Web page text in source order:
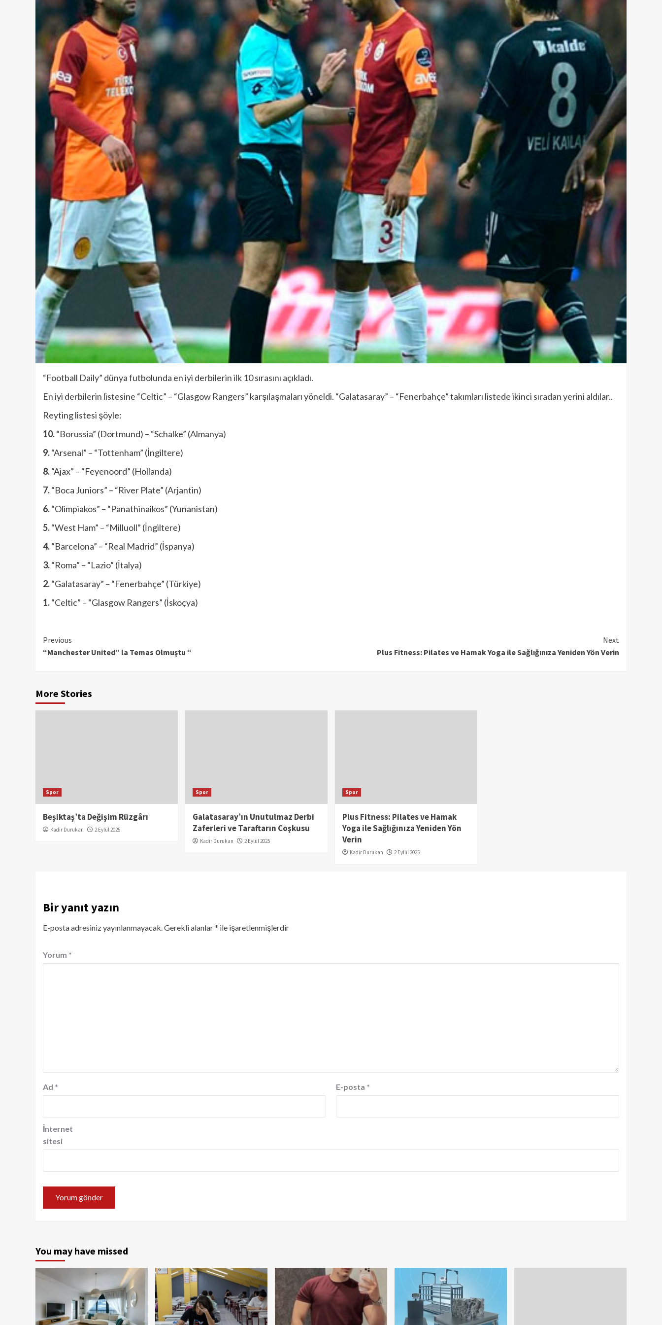
“Football Daily” dünya futbolunda en iyi derbilerin ilk 10 sırasını açıkladı.
En iyi derbilerin listesine “Celtic” – “Glasgow Rangers” karşılaşmaları yöneldi. “Galatasaray” – “Fenerbahçe” takımları listede ikinci sıradan yerini aldılar..
Reyting listesi şöyle:
10.“Borussia” (Dortmund) – “Schalke” (Almanya)
9.“Arsenal” – “Tottenham” (İngiltere)
8.“Ajax” – “Feyenoord” (Hollanda)
7.“Boca Juniors” – “River Plate” (Arjantin)
6.“Olimpiakos” – “Panathinaikos” (Yunanistan)
5.“West Ham” – “Milluoll” (İngiltere)
4.“Barcelona” – “Real Madrid” (İspanya)
3.“Roma” – “Lazio” (İtalya)
2.“Galatasaray” – “Fenerbahçe” (Türkiye)
1.“Celtic” – “Glasgow Rangers” (İskoçya)
Continue
Reading
Previous
“Manchester United” la Temas Olmuştu “
Next
Plus Fitness: Pilates ve Hamak Yoga ile Sağlığınıza Yeniden Yön Verin
More Stories
Spor
Beşiktaş’ta Değişim Rüzgârı
Kadir Durukan 2 Eylül 2025
Spor
Galatasaray’ın Unutulmaz Derbi
Zaferleri ve Taraftarın Coşkusu
Kadir Durukan 2 Eylül 2025
Spor
Plus Fitness: Pilates ve Hamak
Yoga ile Sağlığınıza Yeniden Yön
Verin
Kadir Durukan 2 Eylül 2025
Bir yanıt yazın
E-posta adresiniz yayınlanmayacak. Gerekli alanlar* ile işaretlenmişlerdir
Yorum *
Ad * E-posta *
İnternet
sitesi
You may have missed